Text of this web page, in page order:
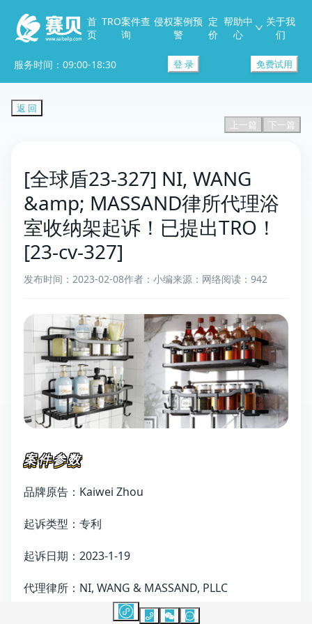
首
页
TRO案件查
询
侵权案例预
警
定
价
帮助中
心
关于我
们
服务时间：09:00-18:30 登 录 免费试用
返 回
上一篇
下一篇
[全球盾23-327] NI, WANG
&amp; MASSAND律所代理浴
室收纳架起诉！已提出TRO！
[23-cv-327]
发布时间：2023-02-08作者：小编来源：网络阅读：942
案件参数
品牌原告：Kaiwei Zhou
起诉类型：专利
起诉日期：2023-1-19
代理律所：NI, WANG & MASSAND, PLLC